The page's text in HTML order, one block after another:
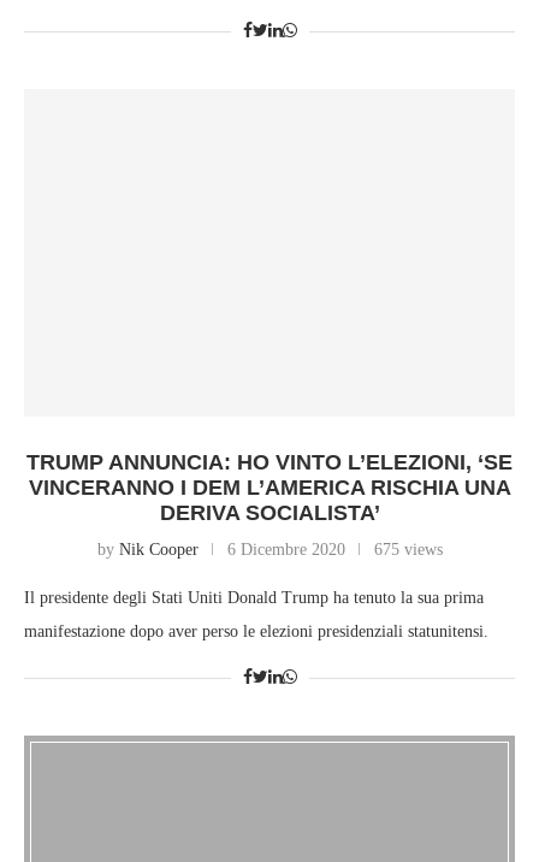
TRUMP ANNUNCIA: HO VINTO L’ELEZIONI, ‘SE
VINCERANNO I DEM L’AMERICA RISCHIA UNA
DERIVA SOCIALISTA’
by Nik Cooper 6 Dicembre 2020 675 views
Il presidente degli Stati Uniti Donald Trump ha tenuto la sua prima
manifestazione dopo aver perso le elezioni presidenziali statunitensi.